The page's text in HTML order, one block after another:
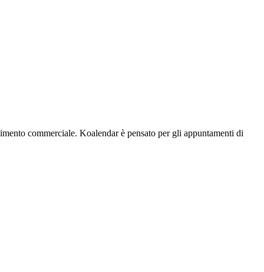
commerciale. Koalendar è pensato per gli appuntamenti di